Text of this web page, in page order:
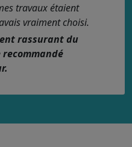
travaux étaient
vraiment choisi.
rassurant du